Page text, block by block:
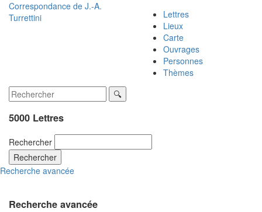
Correspondance de J.-A.
Turrettini
Lettres
Lieux
Carte
Ouvrages
Personnes
Thèmes
5000 Lettres
Rechercher
Rechercher
Recherche avancée
Recherche avancée